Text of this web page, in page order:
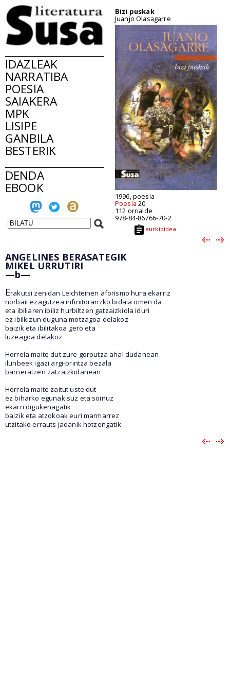
IDAZLEAK
NARRATIBA
POESIA
SAIAKERA
MPK
LISIPE
GANBILA
BESTERIK
DENDA
EBOOK
Bizi puskak
Juanjo Olasagarre
1996, poesia
Poesia 20
112 orrialde
978-84-86766-70-2
aurkibidea
ANGELINES BERASATEGIK
MIKEL URRUTIRI
—b—
Erakutsi zenidan Leichteinen aforismo hura ekarriz
norbait ezagutzea infinitoranzko bidaia omen da
eta ibiliaren ibiliz hurbiltzen gatzaizkiola iduri
ez ibilkizun duguna motzagoa delakoz
baizik eta ibilitakoa gero eta
luzeagoa delakoz
Horrela maite dut zure gorputza ahal dudanean
ilunbeek igazi argi-printza bezala
barneratzen zatzaizkidanean
Horrela maite zaitut uste dut
ez biharko egunak suz eta soinuz
ekarri digukenagatik
baizik eta atzokoak euri marmarrez
utzitako errauts jadanik hotzengatik